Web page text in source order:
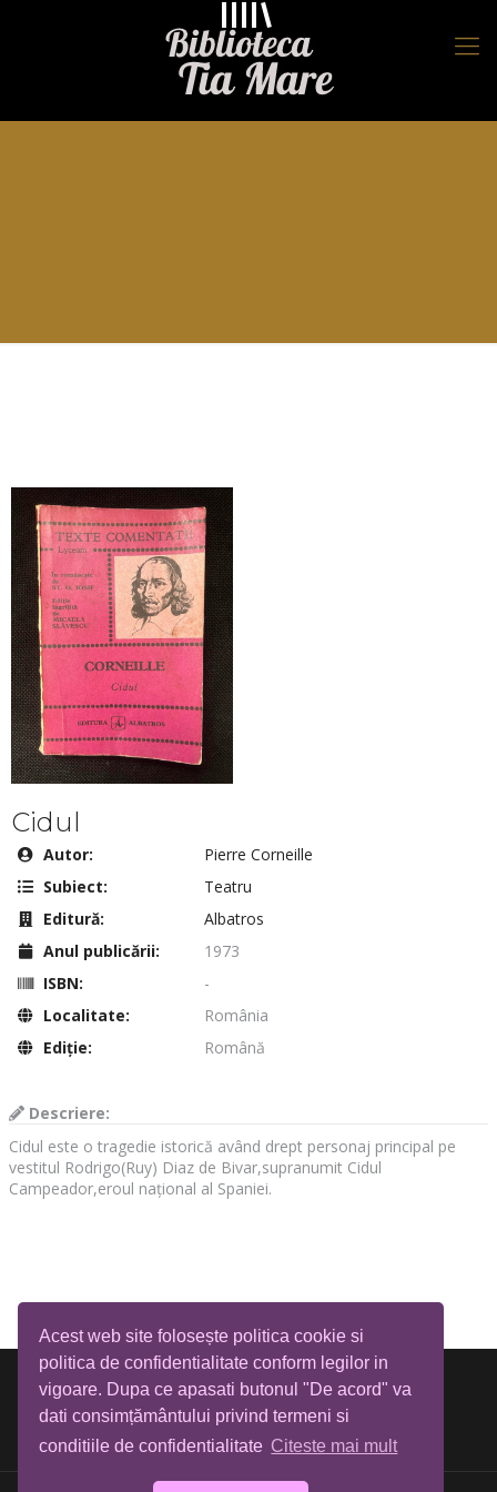
Acest web site folosește politica cookie si
politica de confidentialitate conform legilor in
vigoare. Dupa ce apasati butonul "De acord" va
dati consimțământului privind termeni si
conditiile de confidentialitate Citeste mai mult
Cidul
Autor:
Pierre Corneille
Subiect:
Teatru
Editură:
Albatros
Anul publicării:
1973
ISBN:
-
Localitate:
România
Ediţie:
Română
Descriere:
Cidul este o tragedie istorică având drept personaj principal pe
vestitul Rodrigo(Ruy) Diaz de Bivar,supranumit Cidul
Campeador,eroul național al Spaniei.